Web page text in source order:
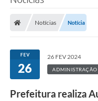
Notícias Notícia
FEV
26
26 FEV 2024
ADMINISTRAÇÃO
Prefeitura realiza